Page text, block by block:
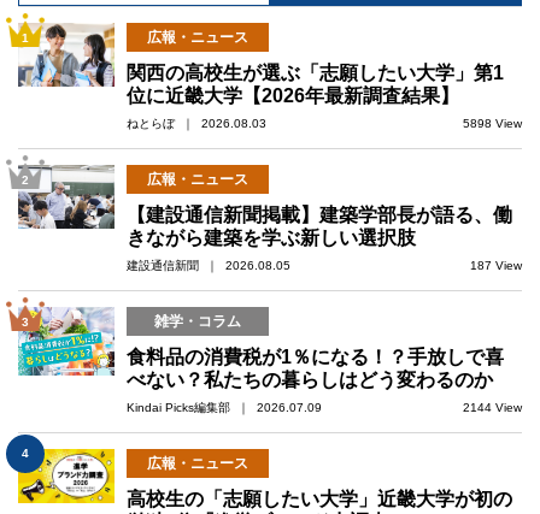
1 広報・ニュース
関西の高校生が選ぶ「志願したい大学」第1
位に近畿大学【2026年最新調査結果】
ねとらぼ ｜ 2026.08.03 5898 View
2 広報・ニュース
【建設通信新聞掲載】建築学部長が語る、働
きながら建築を学ぶ新しい選択肢
建設通信新聞 ｜ 2026.08.05 187 View
3 雑学・コラム
食料品の消費税が1％になる！？手放しで喜
べない？私たちの暮らしはどう変わるのか
Kindai Picks編集部 ｜ 2026.07.09 2144 View
4
広報・ニュース
高校生の「志願したい大学」近畿大学が初の